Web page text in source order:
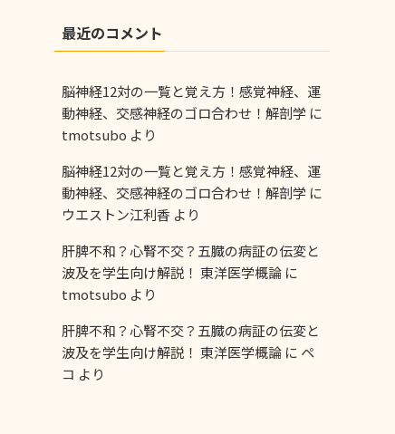
最近のコメント
脳神経12対の一覧と覚え方！感覚神経、運
動神経、交感神経のゴロ合わせ！解剖学 に
tmotsubo より
脳神経12対の一覧と覚え方！感覚神経、運
動神経、交感神経のゴロ合わせ！解剖学 に
ウエストン江利香 より
肝脾不和？心腎不交？五臓の病証の伝変と
波及を学生向け解説！ 東洋医学概論 に
tmotsubo より
肝脾不和？心腎不交？五臓の病証の伝変と
波及を学生向け解説！ 東洋医学概論 に ペ
コ より